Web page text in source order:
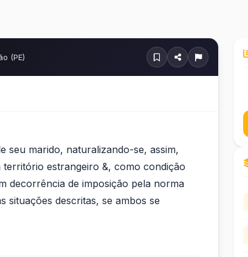
(PE)
seu marido, naturalizando-se, assim,
estrangeiro &, como condição
decorrência de imposição pela norma
situações descritas, se ambos se